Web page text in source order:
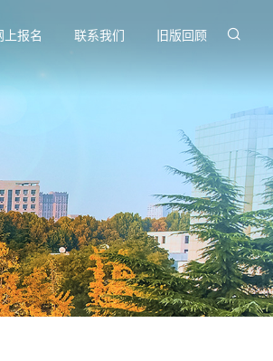
上报名 联系我们 旧版回顾